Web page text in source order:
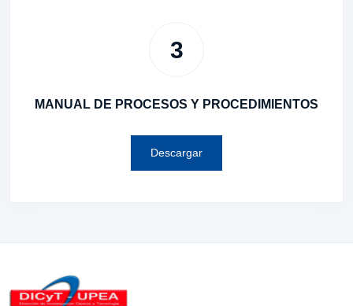
3
MANUAL DE PROCESOS Y PROCEDIMIENTOS
Descargar